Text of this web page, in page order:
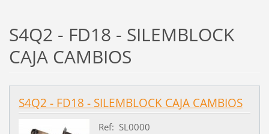
S4Q2 - FD18 - SILEMBLOCK
CAJA CAMBIOS
S4Q2 - FD18 - SILEMBLOCK CAJA CAMBIOS
Ref: SL0000